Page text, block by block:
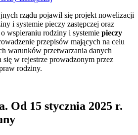
rządu pojawił się projekt nowelizacji
i systemie pieczy zastępczej oraz
wspieraniu rodziny i systemie pieczy
przepisów mających na celu
warunków przetwarzania danych
w rejestrze prowadzonym przez
rodziny.
Od 15 stycznia 2025 r.